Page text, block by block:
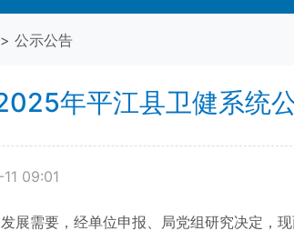
> 公示公告
年平江县卫健系统
09:01
需要，经单位申报、局党组研究决定，现